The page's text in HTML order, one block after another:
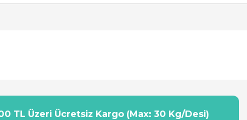
TL Üzeri Ücretsiz Kargo (Max: 30 Kg/Desi)